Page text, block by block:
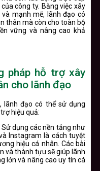
công ty. Bằng việc xây
mạnh mẽ, lãnh đạo có
thân mà còn cho toàn bộ
vững và nâng cao khả
pháp hỗ trợ xây
cho lãnh đạo
lãnh đạo có thể sử dụng
hiệu quả:
Sử dụng các nền tảng như
Instagram là cách tuyệt
hiệu cá nhân. Các bài
và thành tựu sẽ giúp lãnh
lớn và nâng cao uy tín cá